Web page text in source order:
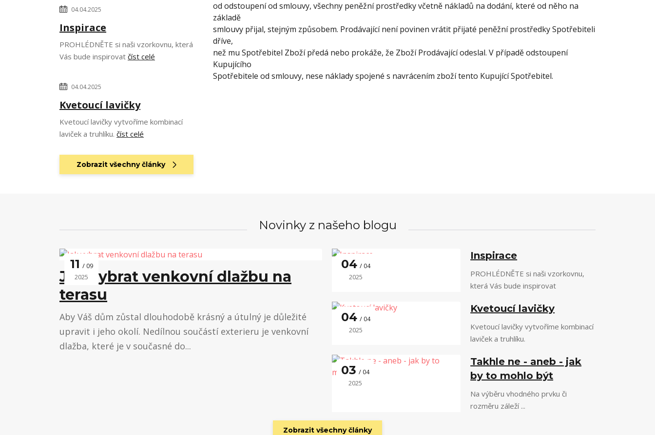
04.04.2025
Inspirace
PROHLÉDNĚTE si naši vzorkovnu, která
Vás bude inspirovat číst celé
04.04.2025
Kvetoucí lavičky
Kvetoucí lavičky vytvoříme kombinací
laviček a truhlíku. číst celé
Zobrazit všechny články
od odstoupení od smlouvy, všechny peněžní prostředky včetně nákladů na dodání, které od něho na
základě
smlouvy přijal, stejným způsobem. Prodávající není povinen vrátit přijaté peněžní prostředky Spotřebiteli
dříve,
než mu Spotřebitel Zboží předá nebo prokáže, že Zboží Prodávající odeslal. V případě odstoupení
Kupujícího
Spotřebitele od smlouvy, nese náklady spojené s navrácením zboží tento Kupující Spotřebitel.
Novinky z našeho blogu
11 09
2025
Jak vybrat venkovní dlažbu na
terasu
Aby Váš dům zůstal dlouhodobě krásný a útulný je důležité
upravit i jeho okolí. Nedílnou součástí exterieru je venkovní
dlažba, které je v současné do...
04 04
2025
Inspirace
PROHLÉDNĚTE si naši vzorkovnu,
která Vás bude inspirovat
04 04
2025
Kvetoucí lavičky
Kvetoucí lavičky vytvoříme kombinací
laviček a truhlíku.
03 04
2025
Takhle ne - aneb - jak
by to mohlo být
Na výběru vhodného prvku či
rozměru záleží ...
Zobrazit všechny články